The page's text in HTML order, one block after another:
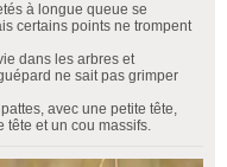
à longue queue se
certains points ne trompent
dans les arbres et
ne sait pas grimper
avec une petite tête,
tête et un cou massifs.